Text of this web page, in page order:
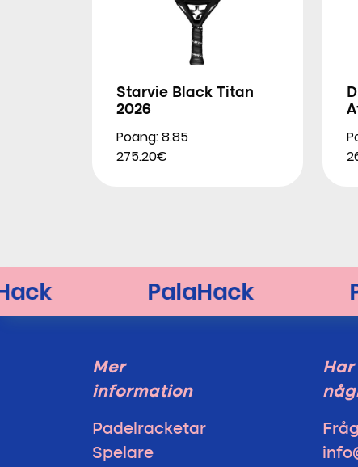
Starvie Black Titan
2026
Poäng: 8.85
275.20€
Mer
information
Padelracketar
Spelare
Har